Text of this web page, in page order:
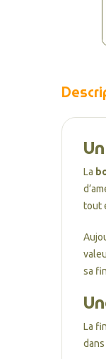
La
tout
sa
La